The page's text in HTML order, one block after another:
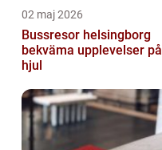
02 maj 2026
Bussresor helsingborg
bekväma upplevelser på
hjul